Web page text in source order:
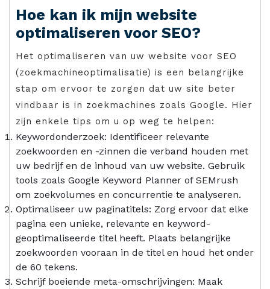
Hoe kan ik mijn website
optimaliseren voor SEO?
Het optimaliseren van uw website voor SEO
(zoekmachineoptimalisatie) is een belangrijke
stap om ervoor te zorgen dat uw site beter
vindbaar is in zoekmachines zoals Google. Hier
zijn enkele tips om u op weg te helpen:
Keywordonderzoek: Identificeer relevante
zoekwoorden en -zinnen die verband houden met
uw bedrijf en de inhoud van uw website. Gebruik
tools zoals Google Keyword Planner of SEMrush
om zoekvolumes en concurrentie te analyseren.
Optimaliseer uw paginatitels: Zorg ervoor dat elke
pagina een unieke, relevante en keyword-
geoptimaliseerde titel heeft. Plaats belangrijke
zoekwoorden vooraan in de titel en houd het onder
de 60 tekens.
Schrijf boeiende meta-omschrijvingen: Maak